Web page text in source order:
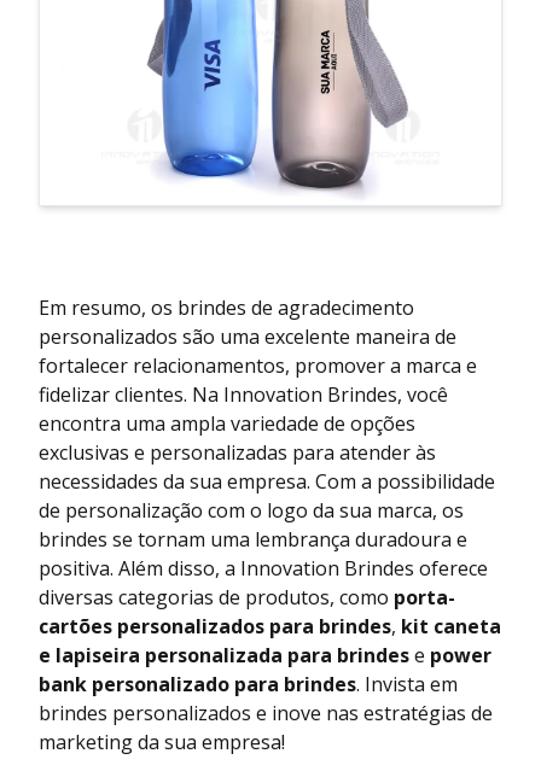
Em resumo, os brindes de agradecimento
personalizados são uma excelente maneira de
fortalecer relacionamentos, promover a marca e
fidelizar clientes. Na Innovation Brindes, você
encontra uma ampla variedade de opções
exclusivas e personalizadas para atender às
necessidades da sua empresa. Com a possibilidade
de personalização com o logo da sua marca, os
brindes se tornam uma lembrança duradoura e
positiva. Além disso, a Innovation Brindes oferece
diversas categorias de produtos, como porta-
cartões personalizados para brindes, kit caneta
e lapiseira personalizada para brindese power
bank personalizado para brindes. Invista em
brindes personalizados e inove nas estratégias de
marketing da sua empresa!